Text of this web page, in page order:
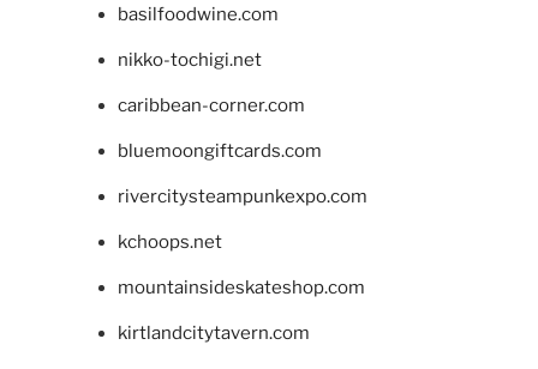
basilfoodwine.com
nikko-tochigi.net
caribbean-corner.com
bluemoongiftcards.com
rivercitysteampunkexpo.com
kchoops.net
mountainsideskateshop.com
kirtlandcitytavern.com